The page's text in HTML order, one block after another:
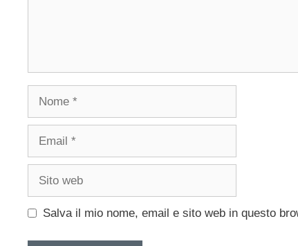
Nome
Email
Sito
Salva il mio nome, email e sito web in questo